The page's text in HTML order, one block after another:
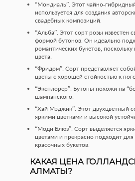
“Мондиаль”. Этот чайно-
используется для создания
свадебных композиций.
“Альба”. Этот сорт розы известен
формой бутонов. Он идеально
романтических букетов,
цвета.
“Фридом”. Сорт представляет
цветы с хорошей стойкостью к
“Эксплорер”. Бутоны похожи на
шампанского.
“Хай Мэджик”. Этот двухцветный
яркими цветками и высокой
“Моди Блюз”. Сорт выделяется
цветами и прекрасно подходит для
красочных букетов.
КАКАЯ ЦЕНА
АЛМАТЫ?